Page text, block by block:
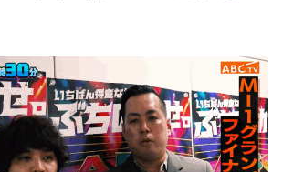
ークバラエティ！～ やすとものいたっ
スクープ
Z塚田×福井アナ「なんでやねん！？」
り）
～きょうの献立 何にする？～